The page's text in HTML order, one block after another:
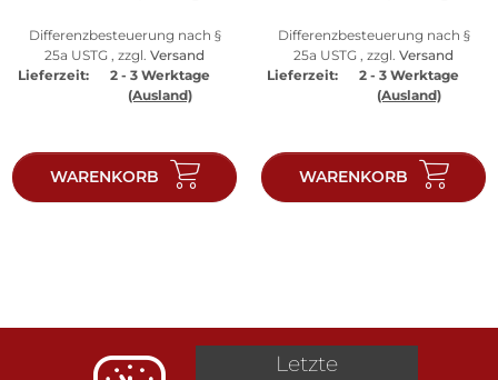
Differenzbesteuerung nach §
25a USTG , zzgl. Versand
Lieferzeit:
2 - 3 Werktage
(Ausland)
WARENKORB
Differenzbesteuerung nach §
25a USTG , zzgl. Versand
Lieferzeit:
2 - 3 Werktage
(Ausland)
WARENKORB
Letzte